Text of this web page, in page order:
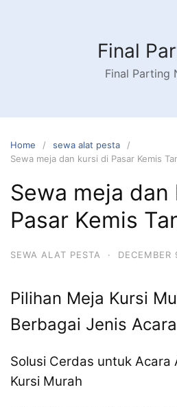
Final
Final Parting
Home
sewa alat pesta
Sewa meja dan kursi di Pasar Kemis
Sewa meja dan
Pasar Kemis
SEWA ALAT PESTA ·
Pilihan Meja Kursi
Berbagai Jenis Acara
Solusi Cerdas untuk Acara
Kursi Murah